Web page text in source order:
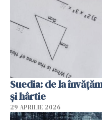
Suedia: de la
și hârtie
29 APRILIE 2026